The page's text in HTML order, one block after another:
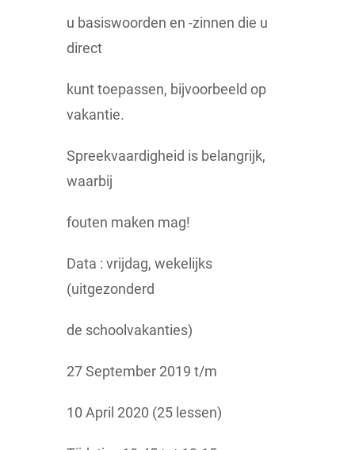
u basiswoorden en -zinnen die u
direct
kunt toepassen, bijvoorbeeld op
vakantie.
Spreekvaardigheid is belangrijk,
waarbij
fouten maken mag!
Data : vrijdag, wekelijks
(uitgezonderd
de schoolvakanties)
27 September 2019 t/m
10 April 2020 (25 lessen)